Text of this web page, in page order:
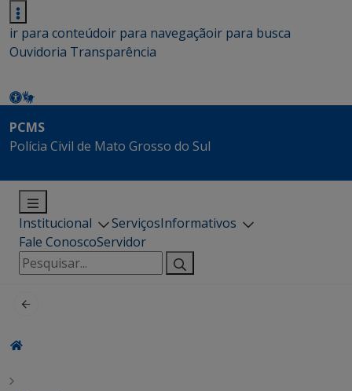
ir para conteúdoir para navegaçãoir para busca
Ouvidoria Transparência
PCMS
Polícia Civil de Mato Grosso do Sul
Institucional ServiçosInformativos
Fale ConoscoServidor
Pesquisar
por: